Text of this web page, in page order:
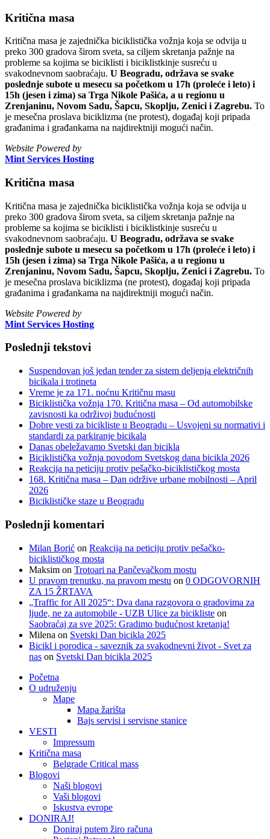
Kritična masa
Kritična masa je zajednička biciklistička vožnja koja se odvija u
preko 300 gradova širom sveta, sa ciljem skretanja pažnje na
probleme sa kojima se biciklisti i biciklistkinje susreću u
svakodnevnom saobraćaju. U Beogradu, održava se svake
poslednje subote u mesecu sa početkom u 17h (proleće i leto) i
15h (jesen i zima) sa Trga Nikole Pašića, a u regionu u
Zrenjaninu, Novom Sadu, Šapcu, Skoplju, Zenici i Zagrebu. To
je mesečna proslava biciklizma (ne protest), događaj koji pripada
građanima i građankama na najdirektniji mogući način.
Website Powered by
Mint Services Hosting
Kritična masa
Kritična masa je zajednička biciklistička vožnja koja se odvija u
preko 300 gradova širom sveta, sa ciljem skretanja pažnje na
probleme sa kojima se biciklisti i biciklistkinje susreću u
svakodnevnom saobraćaju. U Beogradu, održava se svake
poslednje subote u mesecu sa početkom u 17h (proleće i leto) i
15h (jesen i zima) sa Trga Nikole Pašića, a u regionu u
Zrenjaninu, Novom Sadu, Šapcu, Skoplju, Zenici i Zagrebu. To
je mesečna proslava biciklizma (ne protest), događaj koji pripada
građanima i građankama na najdirektniji mogući način.
Website Powered by
Mint Services Hosting
Poslednji tekstovi
Suspendovan još jedan tender za sistem deljenja električnih
bicikala i trotineta
Vreme je za 171. noćnu Kritičnu masu
Biciklistička vožnja 170. Kritična masa – Od automobilske
zavisnosti ka održivoj budućnosti
Dobre vesti za bicikliste u Beogradu – Usvojeni su normativi i
standardi za parkiranje bicikala
Danas obeležavamo Svetski dan bicikla
Biciklistička vožnja povodom Svetskog dana bicikla 2026
Reakcija na peticiju protiv pešačko-biciklističkog mosta
168. Kritična masa – Dan održive urbane mobilnosti – April
2026
Biciklističke staze u Beogradu
Poslednji komentari
Milan Borić on Reakcija na peticiju protiv pešačko-
biciklističkog mosta
Maksim on Trotoari na Pančevačkom mostu
U pravom trenutku, na pravom mestu on 0 ODGOVORNIH
ZA 15 ŽRTAVA
„Traffic for All 2025“: Dva dana razgovora o gradovima za
ljude, ne za automobile - UZB Ulice za bicikliste on
Saobraćaj za sve 2025: Gradimo budućnost kretanja!
Milena on Svetski Dan bicikla 2025
Bicikl i porodica - saveznik za svakodnevni život - Svet za
nas on Svetski Dan bicikla 2025
Početna
O udruženju
Mape
Mapa žarišta
Bajs servisi i servisne stanice
VESTI
Impressum
Kritična masa
Belgrade Critical mass
Blogovi
Naši blogovi
Vaši blogovi
Iskustva evrope
DONIRAJ!
Doniraj putem žiro računa